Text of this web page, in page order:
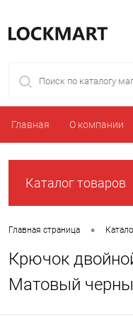
Главная О компании
Каталог товаров
Главная страница •
Крючок
Матовый